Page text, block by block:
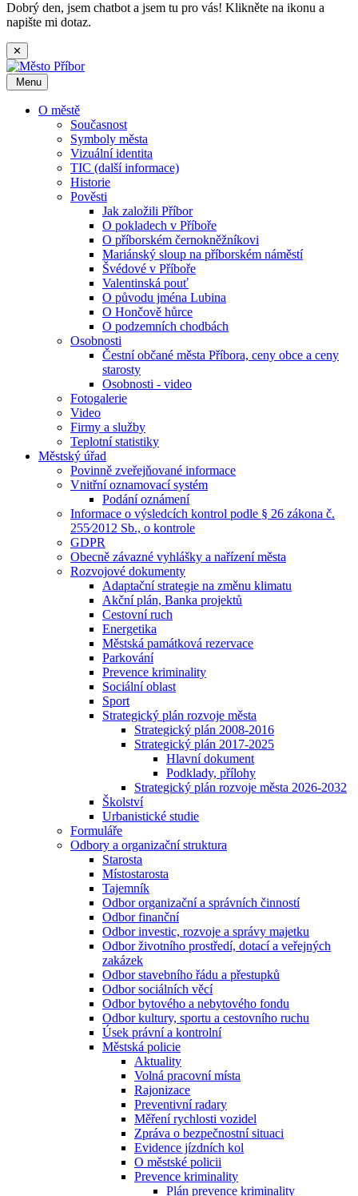
Dobrý den, jsem chatbot a jsem tu pro vás! Klikněte na ikonu a
napište mi dotaz.
✕
Menu
O městě
Současnost
Symboly města
Vizuální identita
TIC (další informace)
Historie
Pověsti
Jak založili Příbor
O pokladech v Příboře
O příborském černokněžníkovi
Mariánský sloup na příborském náměstí
Švédové v Příboře
Valentinská pouť
O původu jména Lubina
O Hončově hůrce
O podzemních chodbách
Osobnosti
Čestní občané města Příbora, ceny obce a ceny
starosty
Osobnosti - video
Fotogalerie
Video
Firmy a služby
Teplotní statistiky
Městský úřad
Povinně zveřejňované informace
Vnitřní oznamovací systém
Podání oznámení
Informace o výsledcích kontrol podle § 26 zákona č.
255⁄2012 Sb., o kontrole
GDPR
Obecně závazné vyhlášky a nařízení města
Rozvojové dokumenty
Adaptační strategie na změnu klimatu
Akční plán, Banka projektů
Cestovní ruch
Energetika
Městská památková rezervace
Parkování
Prevence kriminality
Sociální oblast
Sport
Strategický plán rozvoje města
Strategický plán 2008-2016
Strategický plán 2017-2025
Hlavní dokument
Podklady, přílohy
Strategický plán rozvoje města 2026-2032
Školství
Urbanistické studie
Formuláře
Odbory a organizační struktura
Starosta
Místostarosta
Tajemník
Odbor organizační a správních činností
Odbor finanční
Odbor investic, rozvoje a správy majetku
Odbor životního prostředí, dotací a veřejných
zakázek
Odbor stavebního řádu a přestupků
Odbor sociálních věcí
Odbor bytového a nebytového fondu
Odbor kultury, sportu a cestovního ruchu
Úsek právní a kontrolní
Městská policie
Aktuality
Volná pracovní místa
Rajonizace
Preventivní radary
Měření rychlosti vozidel
Zpráva o bezpečnostní situaci
Evidence jízdních kol
O městské policii
Prevence kriminality
Plán prevence kriminality